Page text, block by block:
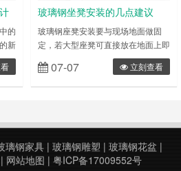
的
新
者
的
玻
良
，
有
玻璃钢坐凳安装的几点建议
玻璃钢座凳安装要与现场地面做固
定，若大型座凳可直接放在地面上即
行。若规格较小若固定就要座凳与地
面固定来安装。 玻璃钢坐凳性能优
异、光泽和手感好、耐火性好、刚度
别是不含有人造板家具对人体有害的
甲醛等挥发物质，产品质量符合国家
标准，其防火性能满足国家消防装备
质量检测中心的测试标准要求。这也
07-07 立刻查看
璃钢家具 | 玻璃钢雕塑 | 玻璃钢花盆 |
网站地图 | 粤ICP备17009552号